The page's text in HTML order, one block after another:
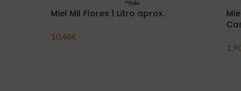
Miel Mil Flores 1 Litro aprox.
10,46€